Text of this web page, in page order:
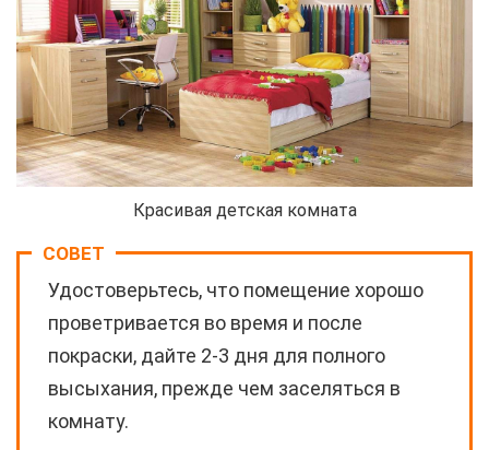
Красивая детская комната
СОВЕТ
Удостоверьтесь, что помещение хорошо
проветривается во время и после
покраски, дайте 2-3 дня для полного
высыхания, прежде чем заселяться в
комнату.